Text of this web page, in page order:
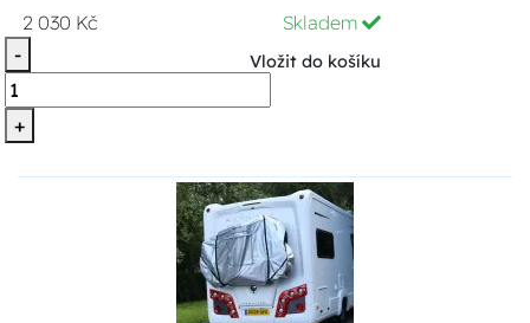
2 030 Kč
Skladem
-
+
Vložit do košíku